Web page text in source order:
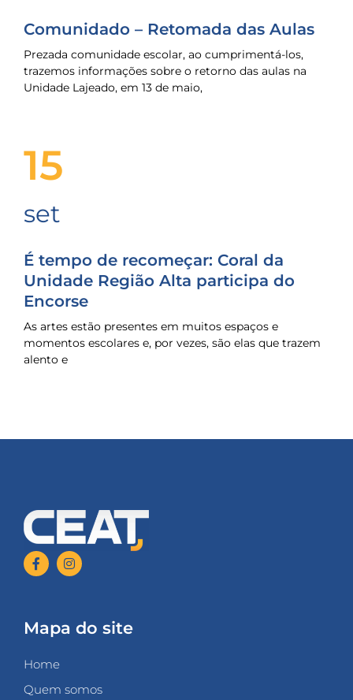
Comunidado – Retomada das Aulas
Prezada comunidade escolar, ao cumprimentá-los,
trazemos informações sobre o retorno das aulas na
Unidade Lajeado, em 13 de maio,
15
set
É tempo de recomeçar: Coral da
Unidade Região Alta participa do
Encorse
As artes estão presentes em muitos espaços e
momentos escolares e, por vezes, são elas que trazem
alento e
Mapa do site
Home
Quem somos